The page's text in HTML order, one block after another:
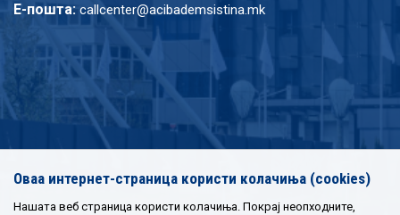
E-пошта: callcenter@acibademsistina.mk
Оваа интернет-страница користи колачиња (cookies)
Нашата веб страница користи колачиња. Покрај неопходните,